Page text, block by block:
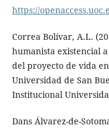
https://
Correa Bolívar, A.L.
humanista existencial
del proyecto de vida
Universidad de San
Institucional
Dans Álvarez-de-